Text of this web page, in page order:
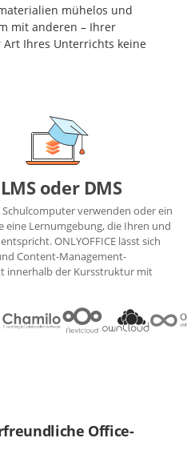
mühelos und
mit anderen – Ihrer
Ihres Unterrichts keine
oder DMS
verwenden oder ein
eine Lernumgebung, die Ihren und
ONLYOFFICE lässt sich
Content-Management-
innerhalb der Kursstruktur mit
Office-